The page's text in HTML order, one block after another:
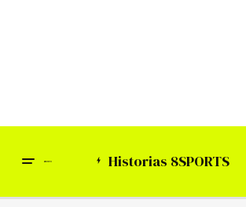
Historias 8SPORTS